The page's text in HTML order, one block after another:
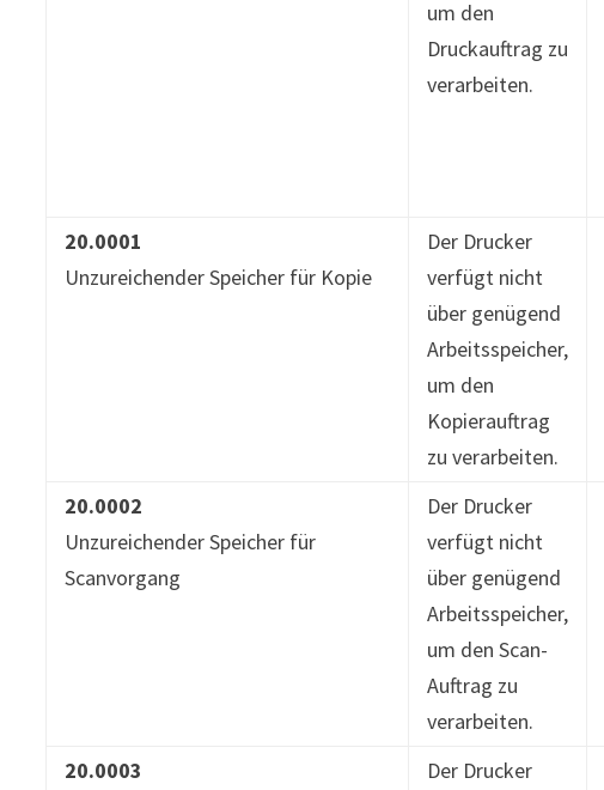
um den
Druckauftrag zu
verarbeiten.
20.0001
Unzureichender Speicher für Kopie
Der Drucker
verfügt nicht
über genügend
Arbeitsspeicher,
um den
Kopierauftrag
zu verarbeiten.
20.0002
Unzureichender Speicher für
Scanvorgang
Der Drucker
verfügt nicht
über genügend
Arbeitsspeicher,
um den Scan-
Auftrag zu
verarbeiten.
20.0003
Der Drucker